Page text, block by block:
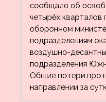
сообщало об
четырёх кварталов
оборонном
подразделениям
воздушно-
подразделения
Общие потери
направлении за